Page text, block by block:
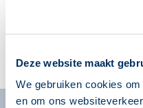
Deze website maakt
We gebruiken cookies
en om ons
Aanmelden